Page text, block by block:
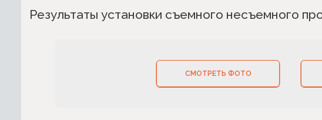
Результаты установки съемного несъемного
СМОТРЕТЬ ФОТО